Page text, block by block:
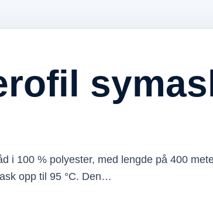
i 100 % polyester, med lengde på 400
opp til 95 °C. Den…